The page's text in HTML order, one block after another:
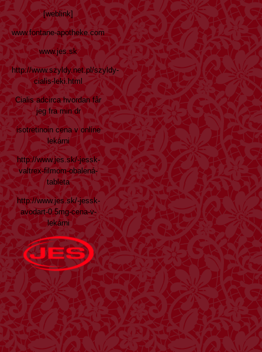
[weblink]
www.fontane-apotheke.com
www.jes.sk
http://www.szyldy.net.pl/szyldy-
cialis-leki.html
Cialis adcirca hvordan får
jeg fra min dr
isotretinoin cena v online
lekárni
http://www.jes.sk/-jessk-
valtrex-filmom-obalená-
tableta
http://www.jes.sk/-jessk-
avodart-0.5mg-cena-v-
lekárni